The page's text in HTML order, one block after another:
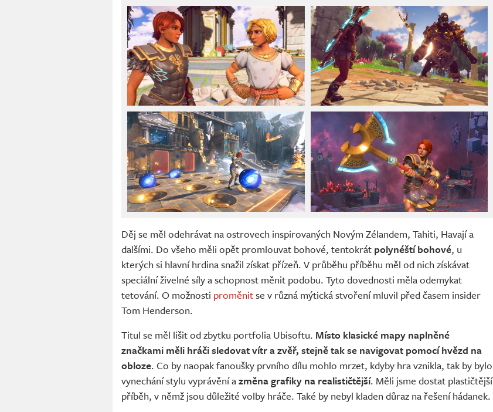
Děj se měl odehrávat na ostrovech inspirovaných Novým Zélandem, Tahiti, Havají a
dalšími. Do všeho měli opět promlouvat bohové, tentokrát polynéští bohové, u
kterých si hlavní hrdina snažil získat přízeň. V průběhu příběhu měl od nich získávat
speciální živelné síly a schopnost měnit podobu. Tyto dovednosti měla odemykat
tetování. O možnosti proměnitse v různá mýtická stvoření mluvil před časem insider
Tom Henderson.
Titul se měl lišit od zbytku portfolia Ubisoftu. Místo klasické mapy naplněné
značkami měli hráči sledovat vítr a zvěř, stejně tak se navigovat pomocí hvězd na
obloze. Co by naopak fanoušky prvního dílu mohlo mrzet, kdyby hra vznikla, tak by bylo
vynechání stylu vyprávění azměna grafiky na realističtější. Měli jsme dostat plastičtější
příběh, v němž jsou důležité volby hráče. Také by nebyl kladen důraz na řešení hádanek.